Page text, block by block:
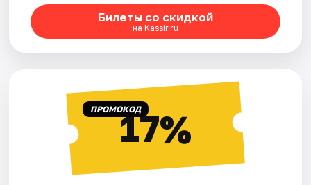
Билеты со скидкой
на Kassir.ru
ПРОМОКОД17%